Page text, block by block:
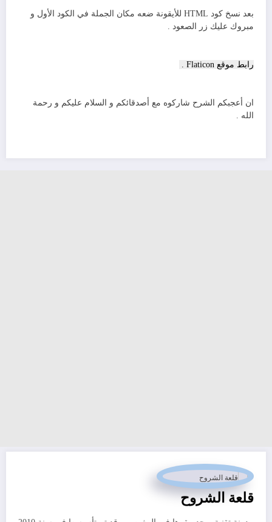
jQuery(‘.scroll-
top’).fadeIn();
jQuery(‘.scroll-
jQuery(this).addClass(‘scrolling’);
بعد نسخ كود HTML للأيقونة ضعه مكان الجملة في الكود الأول و
مبروك عليك زر الصعود .
رابط موقع Flaticon .
ان أعجبكم الشرح شاركوه مع أصدقائكم و السلام عليكم و رحمة
الله .
قلعة الشروح